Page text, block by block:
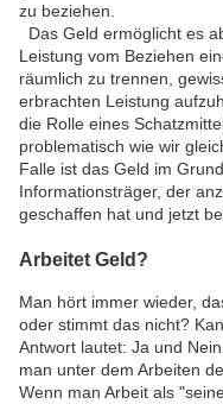
zu beziehen.
Das Geld ermöglicht es
Leistung vom Beziehen
räumlich zu trennen,
erbrachten Leistung
die Rolle eines
problematisch wie wir
Falle ist das Geld im
Informationsträger, der
geschaffen hat und jetzt
Arbeitet Geld?
Man hört immer wieder,
oder stimmt das nicht?
Antwort lautet: Ja und
man unter dem Arbeiten
Wenn man Arbeit als